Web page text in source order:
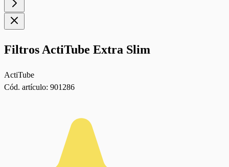
Filtros ActiTube Extra Slim
ActiTube
Cód. artículo: 901286